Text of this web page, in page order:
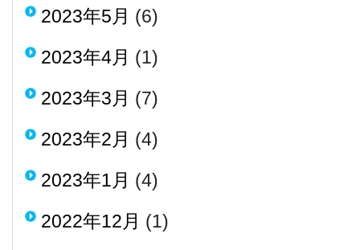
2023年5月 (6)
2023年4月 (1)
2023年3月 (7)
2023年2月 (4)
2023年1月 (4)
2022年12月 (1)